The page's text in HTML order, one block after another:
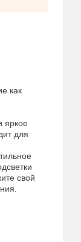
как
яркое
для
свой